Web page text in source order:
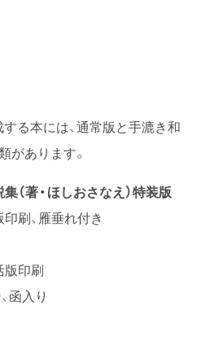
る本には、通常版と手漉き和
があります。
著・ほしおさなえ）特装版
印刷、雁垂れ付き
版印刷
函入り